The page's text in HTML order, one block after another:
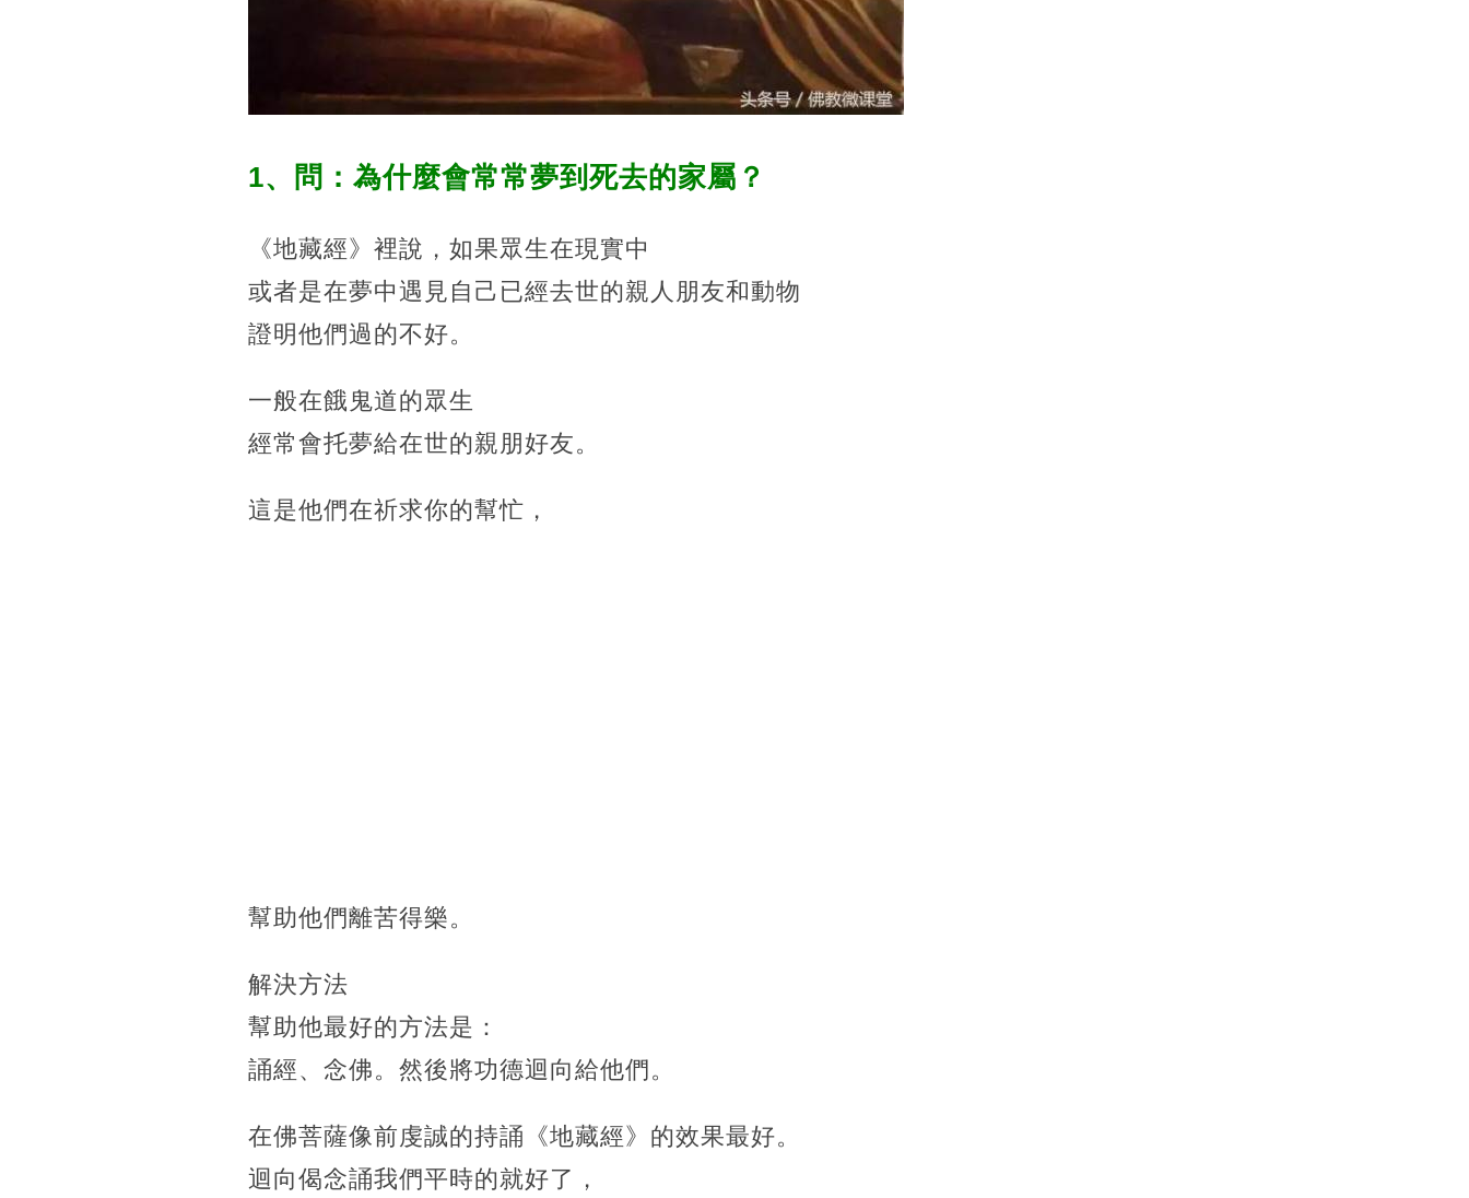
1、問：為什麼會常常夢到死去的家屬？
《地藏經》裡說，如果眾生在現實中
或者是在夢中遇見自己已經去世的親人朋友和動物
證明他們過的不好。
一般在餓鬼道的眾生
經常會托夢給在世的親朋好友。
這是他們在祈求你的幫忙，
幫助他們離苦得樂。
解決方法
幫助他最好的方法是：
誦經、念佛。然後將功德迴向給他們。
在佛菩薩像前虔誠的持誦《地藏經》的效果最好。
迴向偈念誦我們平時的就好了，